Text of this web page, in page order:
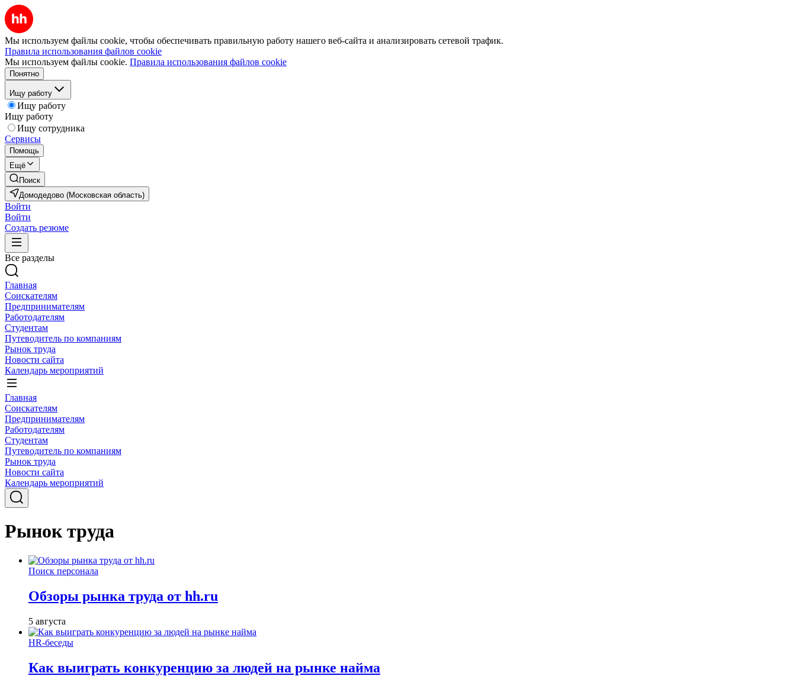
Мы используем файлы cookie, чтобы обеспечивать правильную работу нашего веб-сайта и анализировать сетевой трафик.
Правила использования файлов cookie
Мы используем файлы cookie. Правила использования файлов cookie
Понятно
Ищу работу
Ищу работу
Ищу работу
Ищу сотрудника
Сервисы
Помощь
Ещё
Поиск
Домодедово (Московская область)
Войти
Войти
Создать резюме
Все разделы
Главная
Соискателям
Предпринимателям
Работодателям
Студентам
Путеводитель по компаниям
Рынок труда
Новости сайта
Календарь мероприятий
Главная
Соискателям
Предпринимателям
Работодателям
Студентам
Путеводитель по компаниям
Рынок труда
Новости сайта
Календарь мероприятий
Рынок труда
Поиск персонала
Обзоры рынка труда от hh.ru
5 августа
HR-беседы
Как выиграть конкуренцию за людей на рынке найма